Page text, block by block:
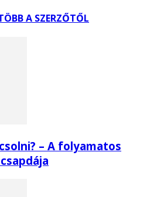
A SZERZŐTŐL
– A folyamatos